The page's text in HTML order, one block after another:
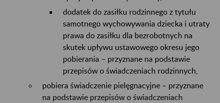
dodatek do zasiłku rodzinnego z tytułu
samotnego wychowywania dziecka i utraty
prawa do zasiłku dla bezrobotnych na
skutek upływu ustawowego okresu jego
pobierania – przyznane na podstawie
przepisów o świadczeniach rodzinnych,
pobiera świadczenie pielęgnacyjne – przyznane
na podstawie przepisów o świadczeniach